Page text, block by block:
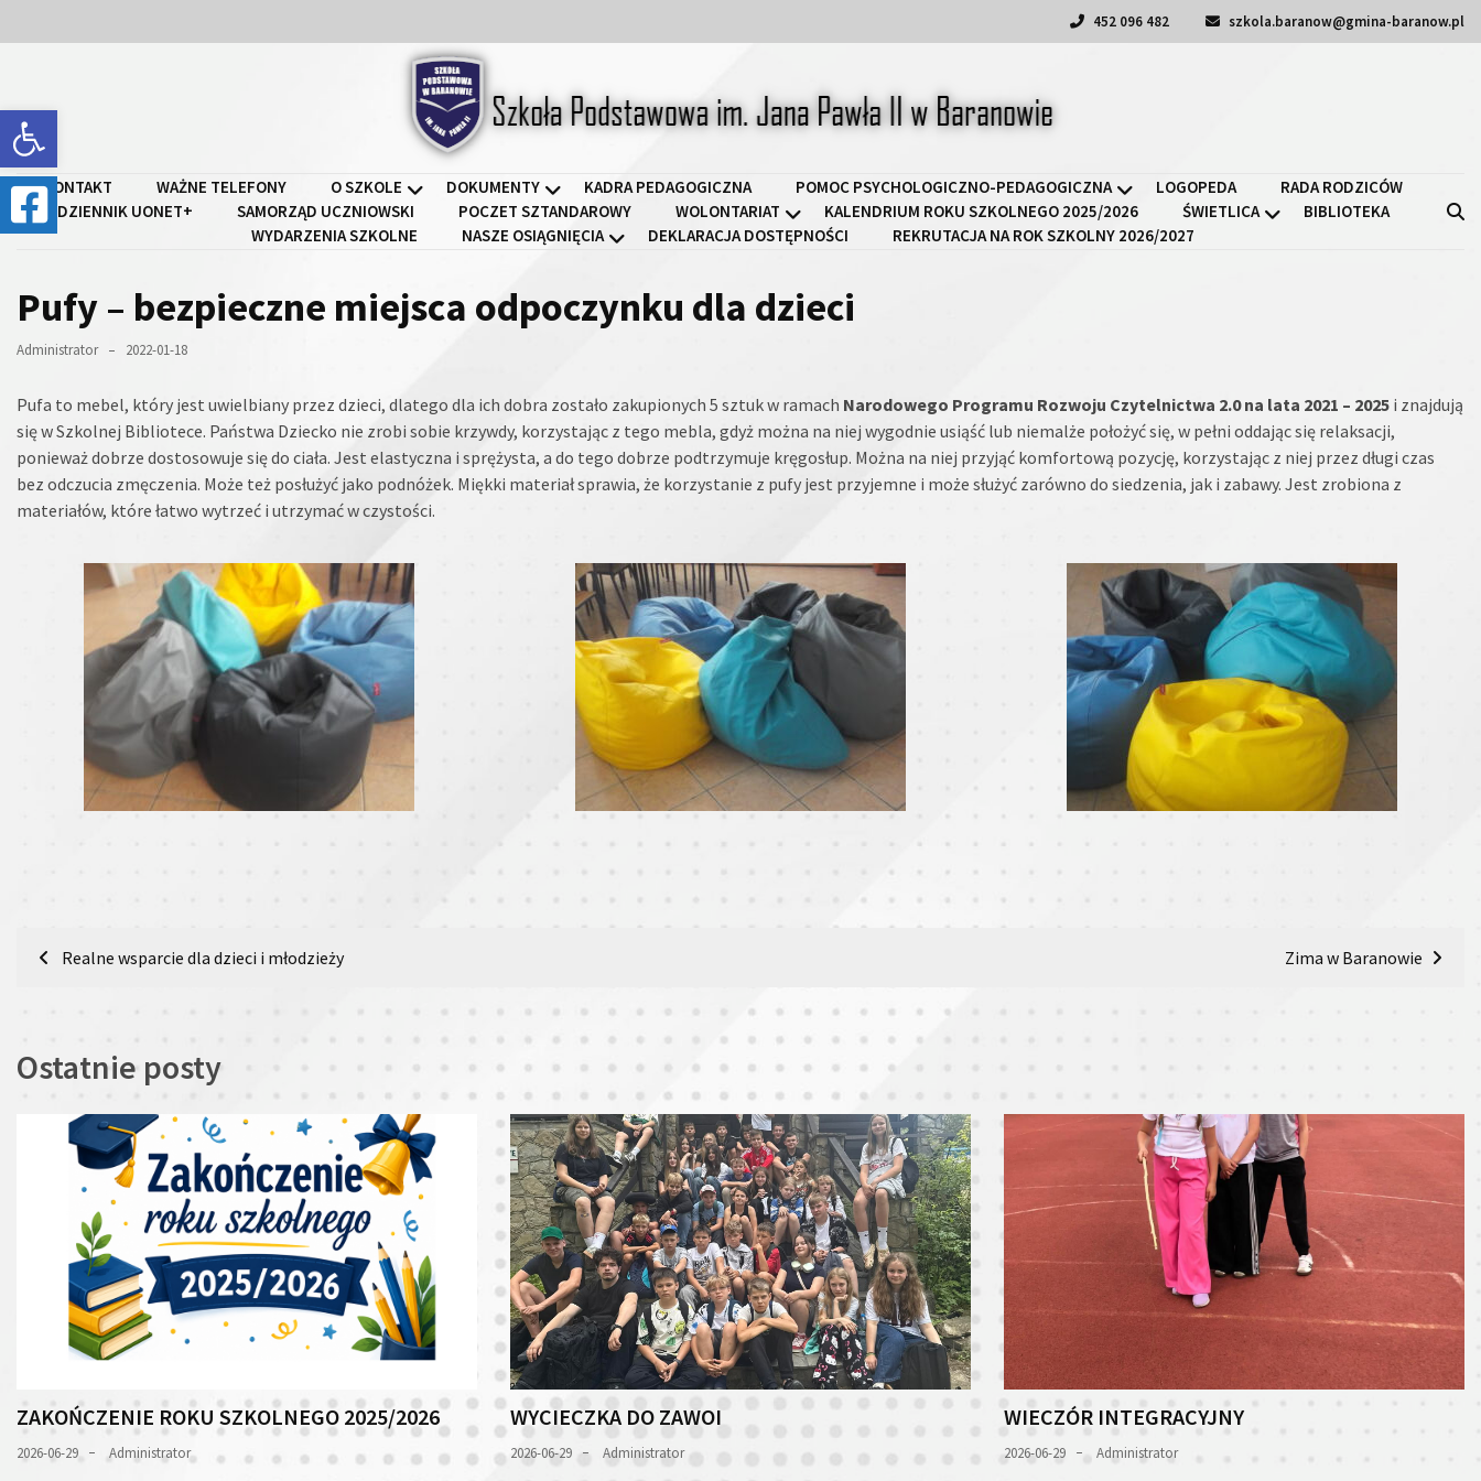
Open toolbar
to
to
452 096 482 szkola.baranow@gmina-baranow.pl
Szkoła Podstawowa im. Jana Pawła II w Baranowie
KONTAKT WAŻNE TELEFONY O SZKOLE DOKUMENTY KADRA PEDAGOGICZNA POMOC PSYCHOLOGICZNO-PEDAGOGICZNA LOGOPEDA
RADA RODZICÓW
DZIENNIK UONET+
SAMORZĄD UCZNIOWSKI POCZET SZTANDAROWY WOLONTARIAT KALENDRIUM ROKU SZKOLNEGO 2025/2026 ŚWIETLICA
BIBLIOTEKA
WYDARZENIA SZKOLNE
NASZE OSIĄGNIĘCIA DEKLARACJA DOSTĘPNOŚCI REKRUTACJA NA ROK SZKOLNY 2026/2027
Pufy – bezpieczne miejsca odpoczynku dla dzieci
Administrator 2022-01-18
Pufa to mebel, który jest uwielbiany przez dzieci, dlatego dla ich dobra zostało zakupionych 5 sztuk w ramach Narodowego Programu Rozwoju Czytelnictwa 2.0 na lata 2021 – 2025 i znajdują
się w Szkolnej Bibliotece. Państwa Dziecko nie zrobi sobie krzywdy, korzystając z tego mebla, gdyż można na niej wygodnie usiąść lub niemalże położyć się, w pełni oddając się relaksacji,
ponieważ dobrze dostosowuje się do ciała. Jest elastyczna i sprężysta, a do tego dobrze podtrzymuje kręgosłup. Można na niej przyjąć komfortową pozycję, korzystając z niej przez długi czas
bez odczucia zmęczenia. Może też posłużyć jako podnóżek. Miękki materiał sprawia, że korzystanie z pufy jest przyjemne i może służyć zarówno do siedzenia, jak i zabawy. Jest zrobiona z
materiałów, które łatwo wytrzeć i utrzymać w czystości.
Nawigacja
Realne wsparcie dla dzieci i młodzieży Zima w Baranowie
Ostatnie posty
ZAKOŃCZENIE ROKU SZKOLNEGO 2025/2026
2026-06-29 Administrator
WYCIECZKA DO ZAWOI
2026-06-29 Administrator
WIECZÓR INTEGRACYJNY
2026-06-29 Administrator